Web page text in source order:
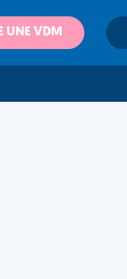
UNE VDM